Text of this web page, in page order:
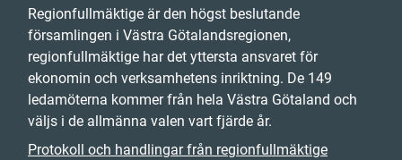
Regionfullmäktige är den högst beslutande
församlingen i Västra Götalandsregionen,
regionfullmäktige har det yttersta ansvaret för
ekonomin och verksamhetens inriktning. De 149
ledamöterna kommer från hela Västra Götaland och
väljs i de allmänna valen vart fjärde år.
Protokoll och handlingar från regionfullmäktige